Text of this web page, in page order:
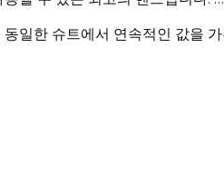
동일한 슈트에서 연속적인 값을